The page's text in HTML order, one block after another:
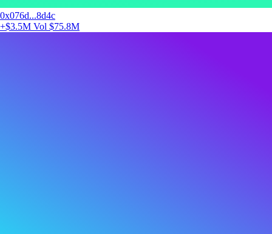
0x076d...8d4c
+$3.5M Vol $75.8M